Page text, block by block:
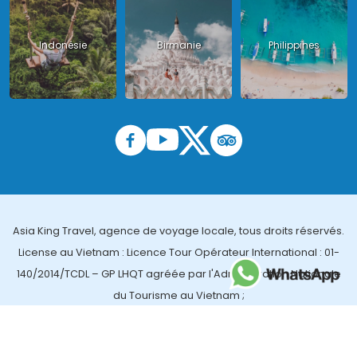
Indonésie Birmanie Philippines
Asia King Travel, agence de voyage locale, tous droits réservés.
License au Vietnam : Licence Tour Opérateur International : 01-
140/2014/TCDL – GP LHQT agréée par l'Administration Nationale
du Tourisme au Vietnam ;